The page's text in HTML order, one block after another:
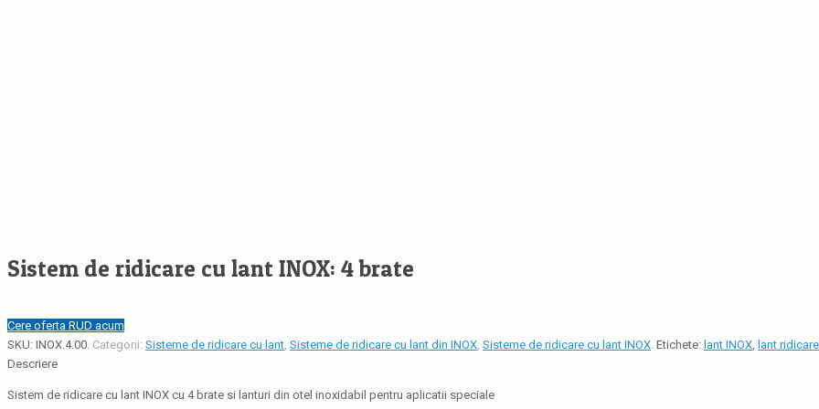
Sistem de ridicare cu lant INOX: 4 brate
Cere oferta RUD acum
SKU: INOX.4.00. Categorii: Sisteme de ridicare cu lant, Sisteme de ridicare cu lant din INOX, Sisteme de ridicare cu lant INOX. Etichete: lant INOX, lant ridicare
Descriere
Sistem de ridicare cu lant INOX cu 4 brate si lanturi din otel inoxidabil pentru aplicatii speciale